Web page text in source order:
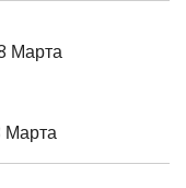
Марта
Марта